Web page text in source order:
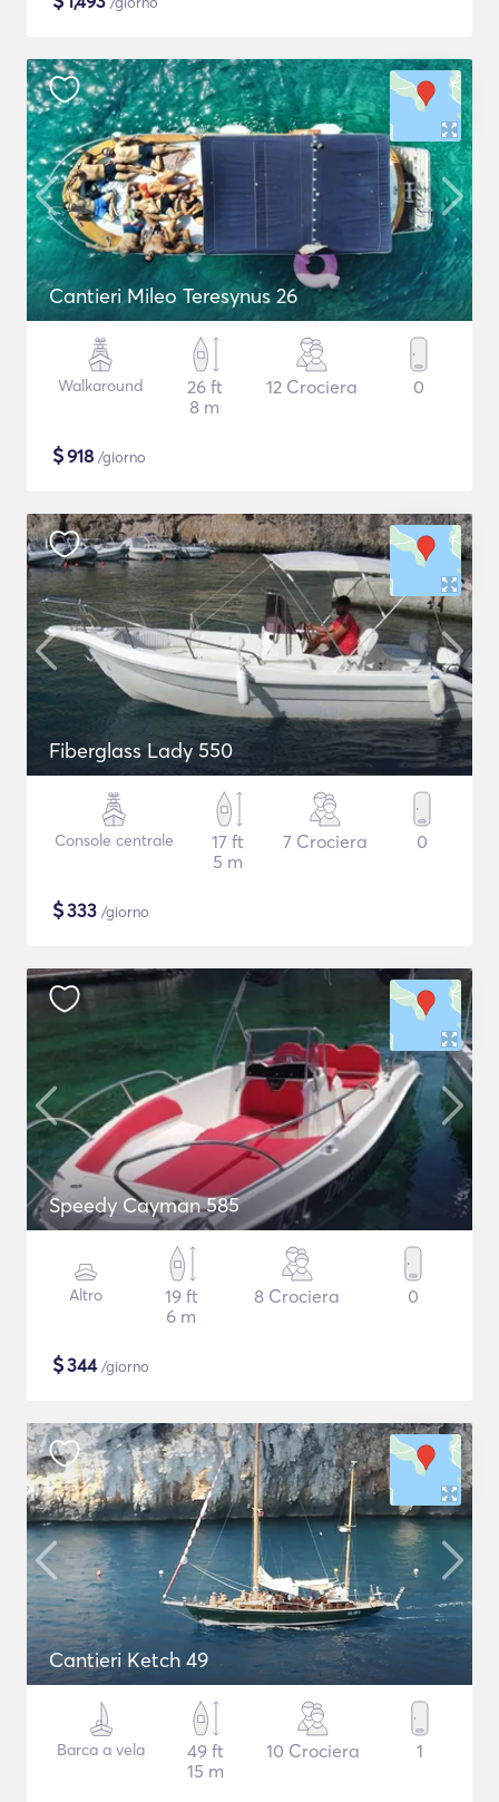
Cantieri Mileo Teresynus 26
Walkaround
26 ft
8 m
12 Crociera 0
$918 /giorno
Fiberglass Lady 550
Console centrale
17 ft
5 m
7 Crociera 0
$333 /giorno
Speedy Cayman 585
Altro
19 ft
6 m
8 Crociera 0
$344/giorno
Cantieri Ketch 49
Barca a vela
49 ft
15 m
10 Crociera 1